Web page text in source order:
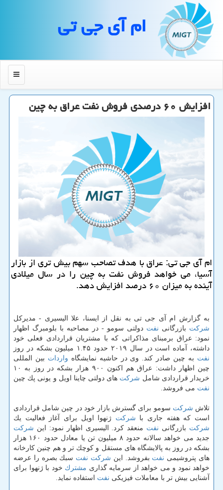
ام آی جی تی
منو
افزایش ۶۰ درصدی فروش نفت عراق به چین
ام آی جی تی: عراق با هدف تصاحب سهم بیش تری از بازار
آسیا، می خواهد فروش نفت به چین را در سال میلادی
آینده به میزان ۶۰ درصد افزایش دهد.
به گزارش ام آی جی تی به نقل از ایسنا، علا الیسیری - مدیركل
شركت بازرگانی نفت دولتی سومو - در مصاحبه با بلومبرگ اظهار
نمود: عراق برمبنای مذاكراتی كه با مشتریان قراردادی فعلی خود
داشته، آماده است در سال ۲۰۱۹ حدود ۱.۴۵ میلیون بشكه در روز
نفت به چین صادر كند. وی در حاشیه نمایشگاه واردات بین المللی
چین اظهار داشت: عراق هم اكنون ۹۰۰ هزار بشكه در روز به ۱۰
خریدار قراردادی شامل شركت های دولتی چاینا اویل و یونی پك چین
نفت می فروشد.
تلاش شركت سومو برای گسترش بازار خود در چین شامل قراردادی
است كه هفته جاری با شركت ژنهوا اویل برای آغاز فعالیت یك
شركت بازرگانی نفت منعقد كرد. الیسیری اظهار نمود: این شركت
جدید می خواهد سالانه حدود ۸ میلیون تن یا معادل حدود ۱۶۰ هزار
بشكه در روز به پالایشگاه های مستقل و كوچك تر و هم چنین كارخانه
های پتروشیمی نفت بفروشد. این شركت نفت سبك بصره را عرضه
خواهد نمود و می خواهد از سرمایه گذاری مشترك خود با ژنهوا برای
آشنایی بیش تر با معاملات فیزیكی نفت استفاده نماید.